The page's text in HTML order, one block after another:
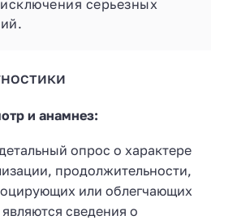
серьезных
и анамнез:
опрос о характере
продолжительности,
или облегчающих
сведения о